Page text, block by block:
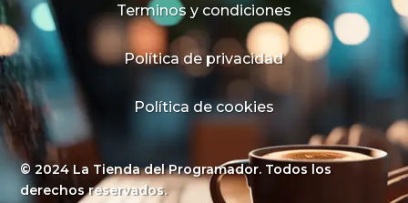
Terminos y condiciones
Política de privacidad
Política de cookies
© 2024 La Tienda del Programador. Todos los
derechos reservados.